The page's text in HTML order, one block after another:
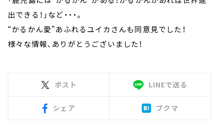
出できる！」など・・・。
“かるかん愛”あふれるユイカさんも同意見でした！
様々な情報、ありがとうございました！
ポスト LINEで送る
シェア ブクマ